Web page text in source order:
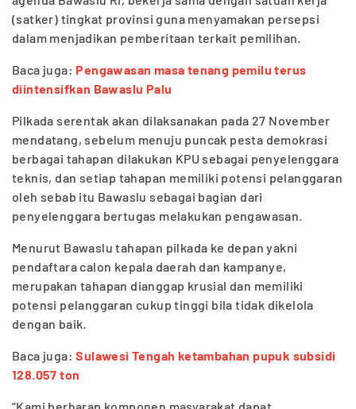
(satker) tingkat provinsi guna menyamakan persepsi
dalam menjadikan pemberitaan terkait pemilihan.
Baca juga: Pengawasan masa tenang pemilu terus
diintensifkan Bawaslu Palu
Pilkada serentak akan dilaksanakan pada 27 November
mendatang, sebelum menuju puncak pesta demokrasi
berbagai tahapan dilakukan KPU sebagai penyelenggara
teknis, dan setiap tahapan memiliki potensi pelanggaran
oleh sebab itu Bawaslu sebagai bagian dari
penyelenggara bertugas melakukan pengawasan.
Menurut Bawaslu tahapan pilkada ke depan yakni
pendaftara calon kepala daerah dan kampanye,
merupakan tahapan dianggap krusial dan memiliki
potensi pelanggaran cukup tinggi bila tidak dikelola
dengan baik.
Baca juga:Sulawesi Tengah ketambahan pupuk subsidi
128.057 ton
“Kami berharap komponen masyarakat dapat